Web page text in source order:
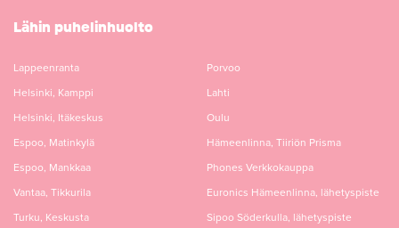
Lähin puhelinhuolto
Lappeenranta
Helsinki, Kamppi
Helsinki, Itäkeskus
Espoo, Matinkylä
Espoo, Mankkaa
Vantaa, Tikkurila
Turku, Keskusta
Porvoo
Lahti
Oulu
Hämeenlinna, Tiiriön Prisma
Phones Verkkokauppa
Euronics Hämeenlinna, lähetyspiste
Sipoo Söderkulla, lähetyspiste